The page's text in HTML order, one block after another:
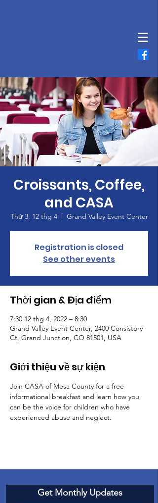
Croissants, Coffee,
and CASA
Thứ 3, 12 thg 4
  |
Grand Valley Event Center
Registration is closed
See other events
Thời gian & Địa điểm
7:30 12 thg 4, 2022 – 8:30
Grand Valley Event Center, 2400 Consistory
Ct, Grand Junction, CO 81501, USA
Giới thiệu về sự kiện
Join CASA of Mesa County for a free
informational breakfast and learn how you
can be the voice for children who have
experienced abuse and neglect.
Get Monthly Updates